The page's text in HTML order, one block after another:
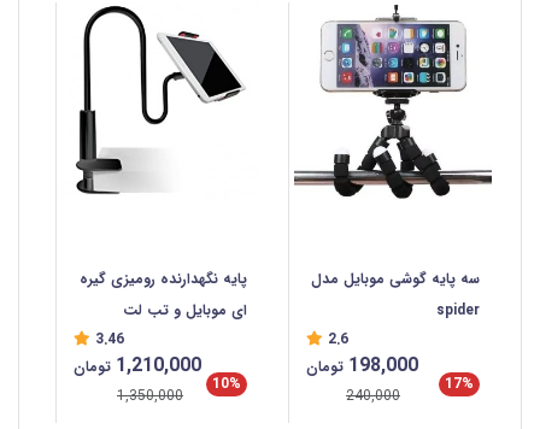
سه پایه گوشی موبایل مدل
spider
2.6
17%
198,000 تومان
240,000
پایه نگهدارنده رومیزی گیره
ای موبایل و تب لت
3.46
10%
1,210,000 تومان
1,350,000